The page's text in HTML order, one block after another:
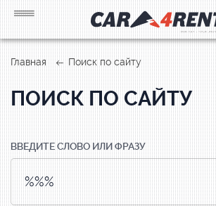
Главная Поиск по сайту
ПОИСК ПО САЙТУ
ВВЕДИТЕ СЛОВО ИЛИ ФРАЗУ